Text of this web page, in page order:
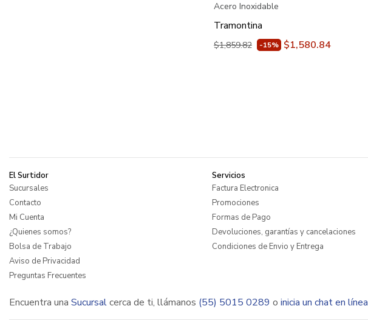
Acero Inoxidable
Tramontina
$1,859.82 -15% $1,580.84
El Surtidor
Sucursales
Contacto
Mi Cuenta
¿Quienes somos?
Bolsa de Trabajo
Aviso de Privacidad
Preguntas Frecuentes
Servicios
Factura Electronica
Promociones
Formas de Pago
Devoluciones, garantías y cancelaciones
Condiciones de Envio y Entrega
Encuentra una Sucursalcerca de ti, llámanos (55) 5015 0289 o inicia un chat en línea